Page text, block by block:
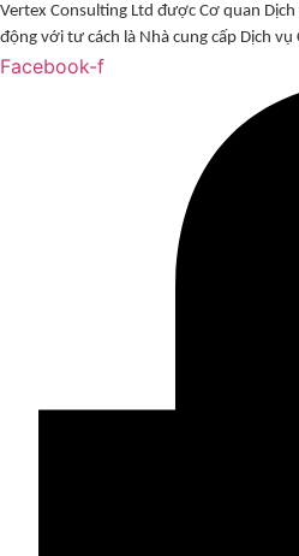
Vertex Consulting Ltd được Cơ quan
động với tư cách là Nhà cung cấp Dịch vụ
Facebook-f